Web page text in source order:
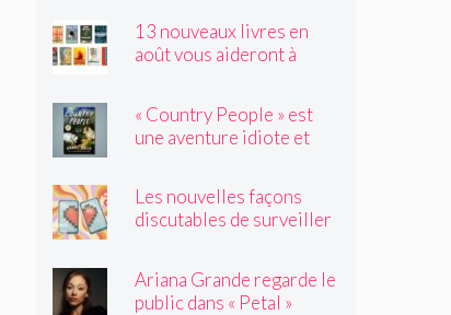
13 nouveaux livres en
août vous aideront à
« Country People » est
une aventure idiote et
Les nouvelles façons
discutables de surveiller
Ariana Grande regarde le
public dans « Petal »